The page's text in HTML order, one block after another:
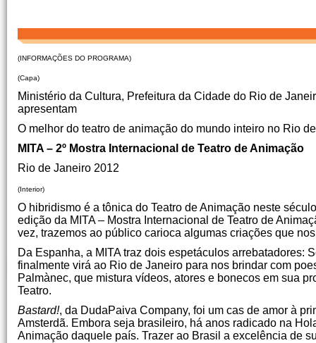
(INFORMAÇÕES DO PROGRAMA)
(Capa)
Ministério da Cultura, Prefeitura da Cidade do Rio de
apresentam
O melhor do teatro de animação do mundo inteiro no Rio
MITA – 2º Mostra Internacional de Teatro de Animação
Rio de Janeiro 2012
(Interior)
O hibridismo é a tônica do Teatro de Animação neste
edição da MITA – Mostra Internacional de Teatro de
vez, trazemos ao público carioca algumas criações que
Da Espanha, a MITA traz dois espetáculos arrebatadores:
finalmente virá ao Rio de Janeiro para nos brindar com
Palmànec, que mistura vídeos, atores e bonecos em sua
Teatro.
Bastard!, da DudaPaiva Company, foi um cas de amor à
Amsterdã. Embora seja brasileiro, há anos radicado na
Animação daquele país. Trazer ao Brasil a excelência de